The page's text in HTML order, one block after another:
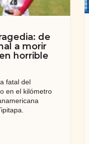
de
a morir
horrible
fatal del
en el kilómetro